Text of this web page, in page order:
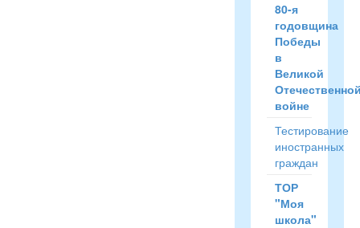
80-я
годовщина
Победы
в
Великой
войне
Тестирование
иностранных
граждан
ТОР
"Моя
школа"